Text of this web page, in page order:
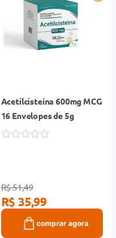
Acetilcisteína 600mg MCG
16 Envelopes de 5g
R$ 51,49
R$ 35,99
comprar agora